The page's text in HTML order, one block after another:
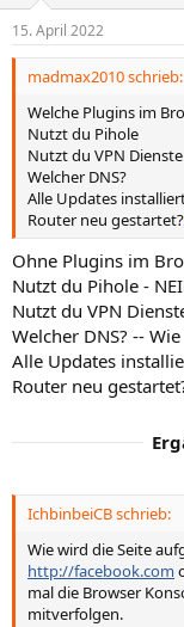
e
n
15. April 2022
madmax2010 schrieb:
Welche Plugins im
Nutzt du Pihole
Nutzt du VPN Dienste
Welcher DNS?
Alle Updates
Router neu gestartet?
Ohne Plugins im
Nutzt du Pihole -
Nutzt du VPN
Welcher DNS? --
Alle Updates
Router neu
IchbinbeiCB schrieb:
Wie wird die Seite
http://facebook.com
mal die Browser
mitverfolgen.